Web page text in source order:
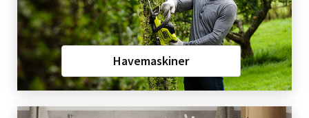
Havemaskiner